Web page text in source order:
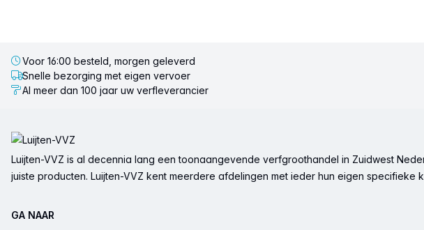
Voor 16:00 besteld, morgen geleverd
Snelle bezorging met eigen vervoer
Al meer dan 100 jaar uw verfleverancier
Luijten-VVZ is al decennia lang een toonaangevende verfgroothandel in Zuidwest
juiste producten. Luijten-VVZ kent meerdere afdelingen met ieder hun eigen specifieke
GA NAAR